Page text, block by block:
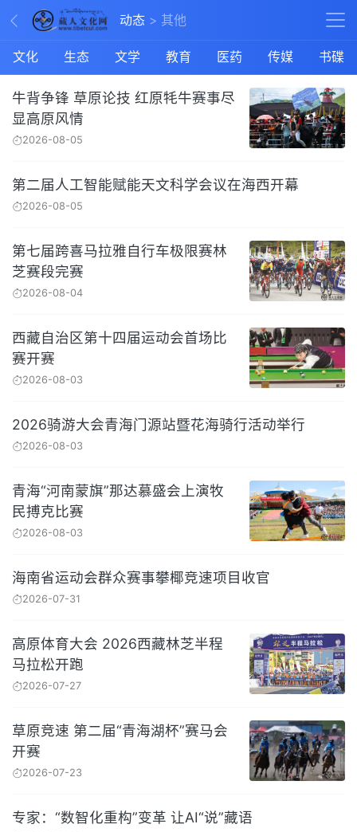
动态 其他
文化 生态 文学 教育 医药 传媒 书碟
牛背争锋 草原论技 红原牦牛赛事尽
显高原风情
2026-08-05
第二届人工智能赋能天文科学会议在海西开幕
2026-08-05
第七届跨喜马拉雅自行车极限赛林
芝赛段完赛
2026-08-04
西藏自治区第十四届运动会首场比
赛开赛
2026-08-03
2026骑游大会青海门源站暨花海骑行活动举行
2026-08-03
青海“河南蒙旗”那达慕盛会上演牧
民搏克比赛
2026-08-03
海南省运动会群众赛事攀椰竞速项目收官
2026-07-31
高原体育大会 2026西藏林芝半程
马拉松开跑
2026-07-27
草原竞速 第二届“青海湖杯”赛马会
开赛
2026-07-23
专家：“数智化重构”变革 让AI“说”藏语